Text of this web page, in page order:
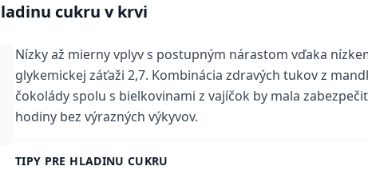
cukru v krvi
Nízky až mierny vplyv s postupným nárastom vďaka
glykemickej záťaži 2,7. Kombinácia zdravých tukov z
čokolády spolu s bielkovinami z vajíčok by mala
hodiny bez výrazných výkyvov.
TIPY PRE HLADINU CUKRU